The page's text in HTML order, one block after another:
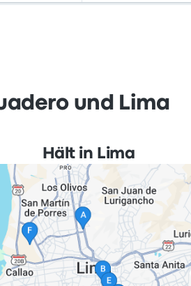
und Lima
Hält in Lima